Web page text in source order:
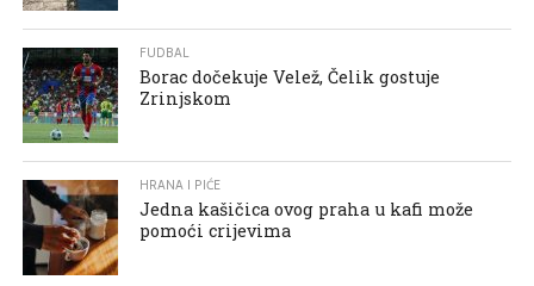
FUDBAL
Borac dočekuje Velež, Čelik gostuje
Zrinjskom
HRANA I PIĆE
Jedna kašičica ovog praha u kafi može
pomoći crijevima